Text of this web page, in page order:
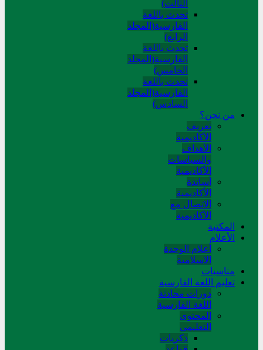
الثالث)
تحدث باللغة
الفارسية(المجلد
الرابع)
تحدث باللغة
الفارسية(المجلد
الخامس)
تحدث باللغة
الفارسية(المجلد
السادس)
من نحن؟
تعريف
الأكاديمية
الأهداف
والسياسات
الأكاديمية
أساتذة
الأكاديمية
الاتصال مع
الأكاديمية
المکتبة
الأعلام
أعلام الوحدة
الاسلامية
مناسبات
تعلیم اللغة الفارسیة
دورات محادثة
اللغة الفارسیة
المحتوی
التعلیمی
ذکریات